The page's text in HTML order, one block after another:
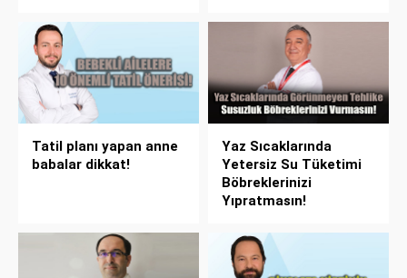
Tatil planı yapan anne
babalar dikkat!
Yaz Sıcaklarında
Yetersiz Su Tüketimi
Böbreklerinizi
Yıpratmasın!